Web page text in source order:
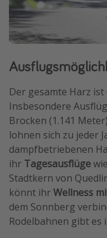
Der gesamte Harz ist
Insbesondere
Brocken (1.141
lohnen sich zu jeder
dampfbetriebenen
ihr Tagesausflüge
Stadtkern von
könnt ihrWellness
dem Sonnberg
Rodelbahnen gibt es